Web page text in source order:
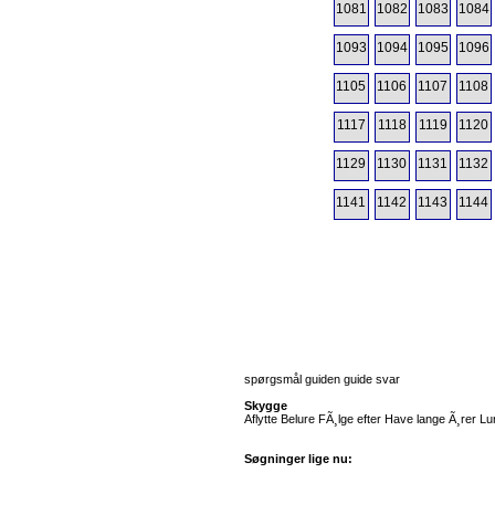
1081 1082 1083 1084
1093 1094 1095 1096
1105 1106 1107 1108
1117 1118 1119 1120
1129 1130 1131 1132
1141 1142 1143 1144
spørgsmål guiden guide svar
Skygge
Aflytte Belure FÃ¸lge efter Have lange Ã¸rer
Søgninger lige nu: